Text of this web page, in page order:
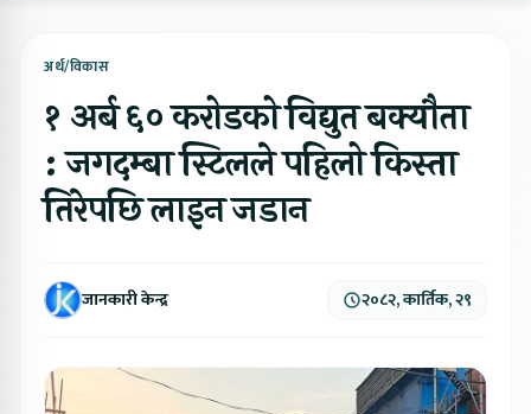
अर्थ/विकास
१ अर्ब ६० करोडको विद्युत बक्यौता
: जगदम्बा स्टिलले पहिलो किस्ता
तिरेपछि लाइन जडान
जानकारी केन्द्र २०८२, कार्तिक, २९